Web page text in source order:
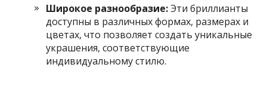
Широкое разнообразие:Эти бриллианты
доступны в различных формах, размерах и
цветах, что позволяет создать уникальные
украшения, соответствующие
индивидуальному стилю.